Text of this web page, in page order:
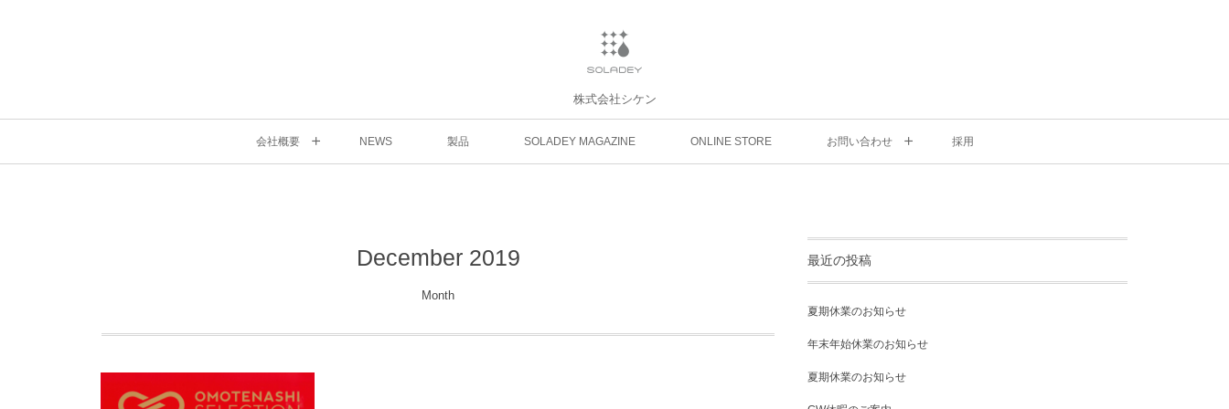
株式会社シケン
会社概要 NEWS 製品 SOLADEY MAGAZINE ONLINE STORE お問い合わせ 採用
December 2019
Month
最近の投稿
夏期休業のお知らせ
年末年始休業のお知らせ
夏期休業のお知らせ